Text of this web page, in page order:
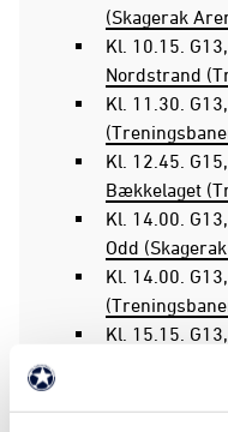
(Skagerak
Kl. 10.15.
Nordstrand
Kl. 11.30.
Kl. 12.45.
Bækkelaget
Kl. 14.00.
Odd
Kl. 14.00.
Kl. 15.15.
Eidanger/
Ready